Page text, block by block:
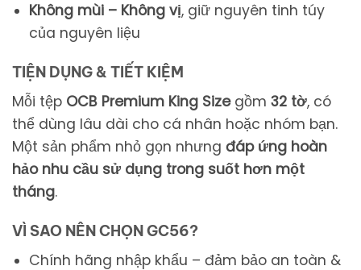
Không mùi – Không vị, giữ nguyên tinh túy
của nguyên liệu
TIỆN DỤNG & TIẾT KIỆM
Mỗi tệp OCB Premium King Sizegồm 32 tờ, có
thể dùng lâu dài cho cá nhân hoặc nhóm bạn.
Một sản phẩm nhỏ gọn nhưng đáp ứng hoàn
hảo nhu cầu sử dụng trong suốt hơn một
tháng.
VÌ SAO NÊN CHỌN GC56?
Chính hãng nhập khẩu – đảm bảo an toàn &